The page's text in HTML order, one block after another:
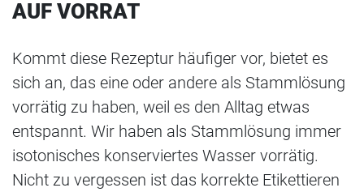
AUF VORRAT
Kommt diese Rezeptur häufiger vor, bietet es
sich an, das eine oder andere als Stammlösung
vorrätig zu haben, weil es den Alltag etwas
entspannt. Wir haben als Stammlösung immer
isotonisches konserviertes Wasser vorrätig.
Nicht zu vergessen ist das korrekte Etikettieren